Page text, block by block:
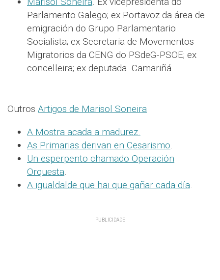
Parlamento Galego; ex Portavoz da área de
emigración do Grupo Parlamentario
Socialista; ex Secretaria de Movementos
Migratorios da CENG do PSdeG-PSOE; ex
concelleira; ex deputada. Camariñá.
Outros Artigos de Marisol Soneira
A Mostra acada a madurez.
As Primarias derivan en Cesarismo.
Un esperpento chamado Operación
Orquesta.
A igualdalde que hai que gañar cada día.